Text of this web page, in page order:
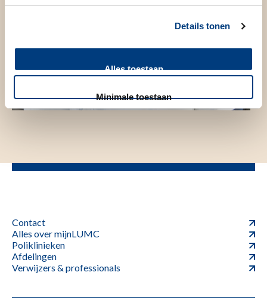
Details tonen
Alles toestaan
Minimale toestaan
Contact
Alles over mijnLUMC
Poliklinieken
Afdelingen
Verwijzers & professionals